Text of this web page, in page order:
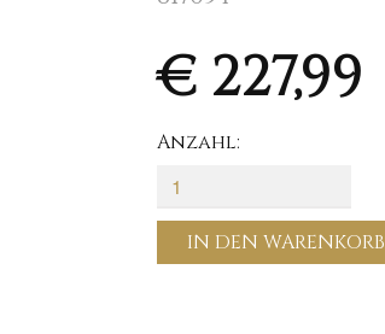
€ 227,99
Anzahl:
IN DEN WARENKORB